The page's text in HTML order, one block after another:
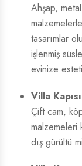
Ahşap,
tasarımlar
işlenmiş
evinize
Villa
Çift cam,
malzemeleri
dış gürültü